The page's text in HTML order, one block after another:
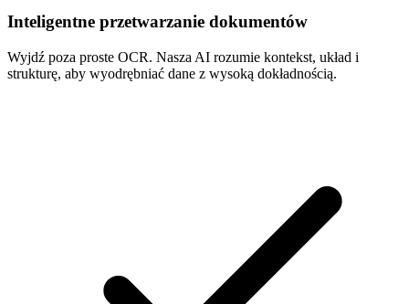
Inteligentne przetwarzanie dokumentów
Wyjdź poza proste OCR. Nasza AI rozumie kontekst, układ i
strukturę, aby wyodrębniać dane z wysoką dokładnością.